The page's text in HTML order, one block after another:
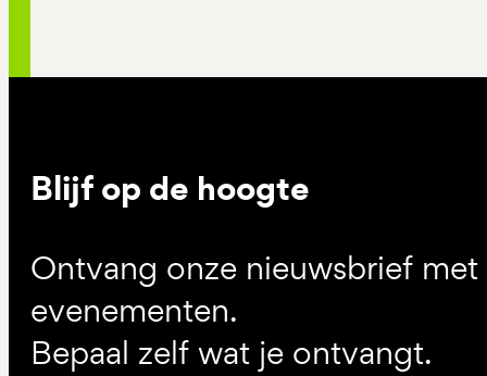
Blijf op de hoogte
Ontvang onze nieuwsbrief
evenementen.
Bepaal zelf wat je ontvangt.